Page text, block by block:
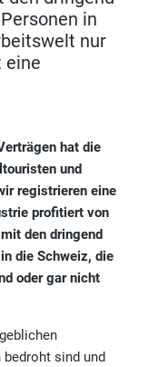
in
nur
eine
hat die
und
registrieren eine
profitiert von
den dringend
die Schweiz, die
oder gar nicht
bedroht sind und